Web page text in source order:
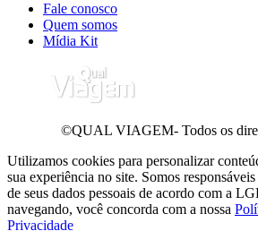
Fale conosco
Quem somos
Mídia Kit
©QUAL VIAGEM- Todos os
Utilizamos cookies para personalizar
sua experiência no site. Somos
de seus dados pessoais de acordo com a
navegando, você concorda com a nossa
Privacidade